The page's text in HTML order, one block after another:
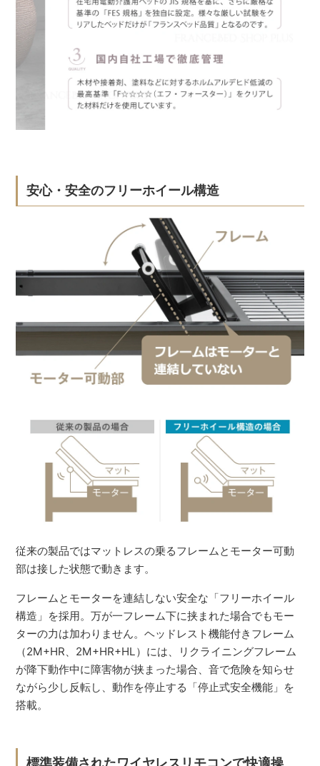
安心・安全のフリーホイール構造
従来の製品ではマットレスの乗るフレームとモーター可動
部は接した状態で動きます。
フレームとモーターを連結しない安全な「フリーホイール
構造」を採用。万が一フレーム下に挟まれた場合でもモー
ターの力は加わりません。ヘッドレスト機能付きフレーム
（2M+HR、2M+HR+HL）には、リクライニングフレーム
が降下動作中に障害物が挟まった場合、音で危険を知らせ
ながら少し反転し、動作を停止する「停止式安全機能」を
搭載。
標準装備されたワイヤレスリモコンで快適操